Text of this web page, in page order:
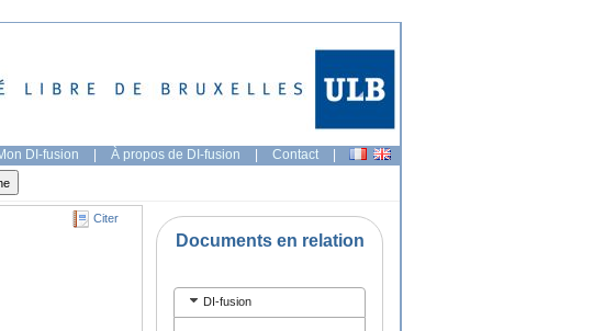
DI-fusion | À propos de DI-fusion | Contact |
Citer
Documents en relation
DI-fusion